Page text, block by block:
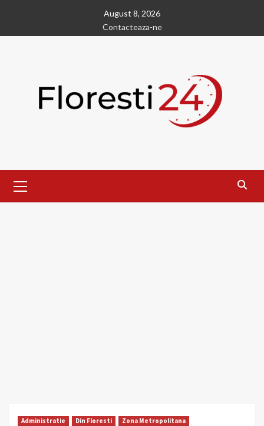
content
August 8, 2026
Contacteaza-ne
Menu
Administratie Din Floresti Zona Metropolitana